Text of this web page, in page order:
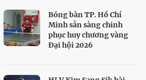
Bóng bàn TP. Hồ Chí
Minh sẵn sàng chinh
phục huy chương vàng
Đại hội 2026